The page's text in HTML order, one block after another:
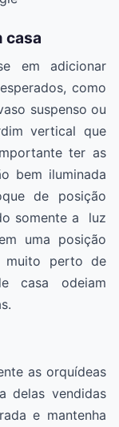
casa
em adicionar
como
suspenso ou
vertical que
ter as
bem iluminada
de posição
somente a luz
uma posição
muito perto de
casa odeiam
as orquídeas
delas vendidas
e mantenha